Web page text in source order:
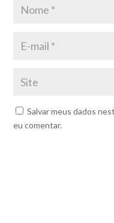
Salvar meus dados
eu comentar.